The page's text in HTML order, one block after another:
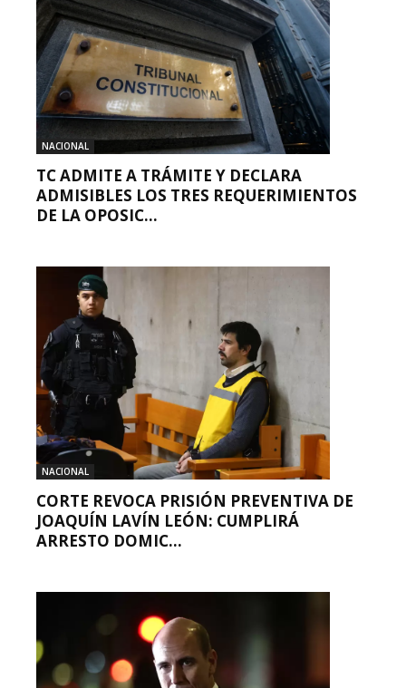
NACIONAL
TC ADMITE A TRÁMITE Y DECLARA
ADMISIBLES LOS TRES REQUERIMIENTOS
DE LA OPOSIC...
NACIONAL
CORTE REVOCA PRISIÓN PREVENTIVA DE
JOAQUÍN LAVÍN LEÓN: CUMPLIRÁ
ARRESTO DOMIC...